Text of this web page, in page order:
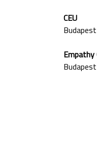
CEU